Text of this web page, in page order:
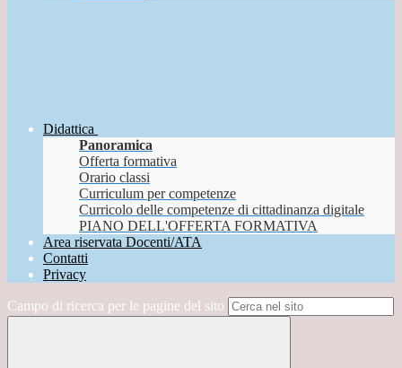
Didattica
Panoramica
Offerta formativa
Orario classi
Curriculum per competenze
Curricolo delle competenze di cittadinanza digitale
PIANO DELL'OFFERTA FORMATIVA
Area riservata Docenti/ATA
Contatti
Privacy
Campo di ricerca per le pagine del sito